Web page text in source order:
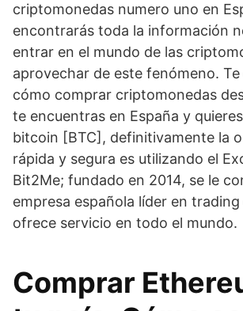
criptomonedas numero uno en
encontrarás toda la información
entrar en el mundo de las
aprovechar de este fenómeno.
cómo comprar criptomonedas
te encuentras en España y
bitcoin [BTC], definitivamente la
rápida y segura es utilizando el
Bit2Me; fundado en 2014, se le
empresa española líder en
ofrece servicio en todo el mundo.
Comprar